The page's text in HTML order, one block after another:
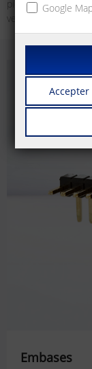
picots (avec
version de barrette
Embases
Google